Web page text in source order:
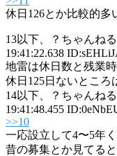
休日126とか比較的多
13以下、？ちゃんね
19:41:22.638
地雷は休日数と残業
休日125日ないところ
14以下、？ちゃんね
19:41:48.455
>>10
一応設立して4〜5年
昔の募集とか見てる